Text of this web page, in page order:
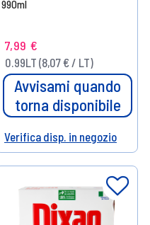
990ml
7,99 €
0.99LT (8,07 € / LT)
Avvisami quando
torna disponibile
Help
Verifica disp. in negozio